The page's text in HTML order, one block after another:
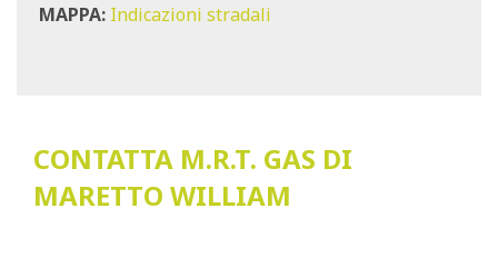
MAPPA: Indicazioni stradali
CONTATTA M.R.T. GAS DI
MARETTO WILLIAM